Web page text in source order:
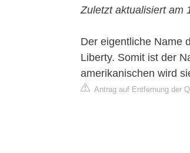
Zuletzt aktualisiert am
Der eigentliche Name
Liberty. Somit ist der
amerikanischen wird
Antrag auf Entfernung der